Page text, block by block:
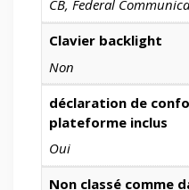
CB, Federal
Clavier backlight
Non
déclaration de
plateforme inclus
Oui
Non classé comme